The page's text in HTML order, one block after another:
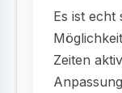
Es ist echt
Zeiten